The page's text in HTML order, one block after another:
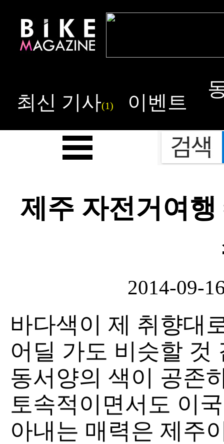
최신 기사(1) 이벤트
제주 자전거여
2014-09-
바다색이 제 취향대
어딜 가도 비슷할 것
동서양의 색이 공존
토속적이면서도 이
아내는 매력은 제주